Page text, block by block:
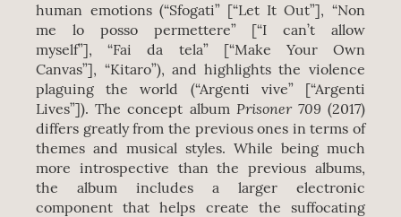
human emotions (“Sfogati” [“Let It Out”], “Non
me lo posso permettere” [“I can’t allow
myself”], “Fai da tela” [“Make Your Own
Canvas”], “Kitaro”), and highlights the violence
plaguing the world (“Argenti vive” [“Argenti
Lives”]). The concept album Prisoner 709 (2017)
differs greatly from the previous ones in terms of
themes and musical styles. While being much
more introspective than the previous albums,
the album includes a larger electronic
component that helps create the suffocating